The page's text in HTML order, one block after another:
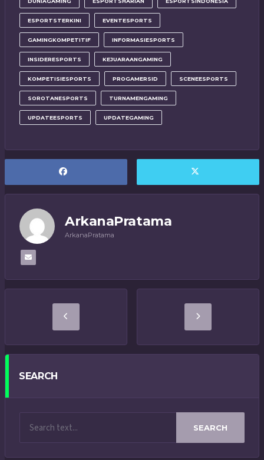
ESPORTSTERKINI EVENTESPORTS
GAMINGKOMPETITIF INFORMASIESPORTS
INSIDERESPORTS KEJUARAANGAMING
KOMPETISIESPORTS PROGAMERSID SCENEESPORTS
SOROTANESPORTS TURNAMENGAMING
UPDATEESPORTS UPDATEGAMING
ArkanaPratama
ArkanaPratama
SEARCH
SEARCH